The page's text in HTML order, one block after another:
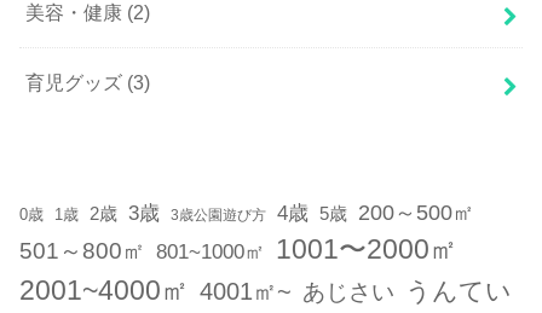
美容・健康 (2)
育児グッズ (3)
0歳 1歳 2歳 3歳 3歳公園遊び方 4歳 5歳 200～500㎡
501～800㎡ 801~1000㎡
1001〜2000㎡
2001~4000㎡ 4001㎡~ あじさい うんてい